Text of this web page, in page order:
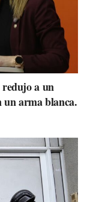
redujo a un
un arma blanca.